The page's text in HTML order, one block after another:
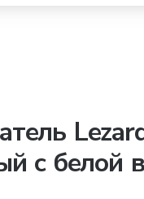
с белой